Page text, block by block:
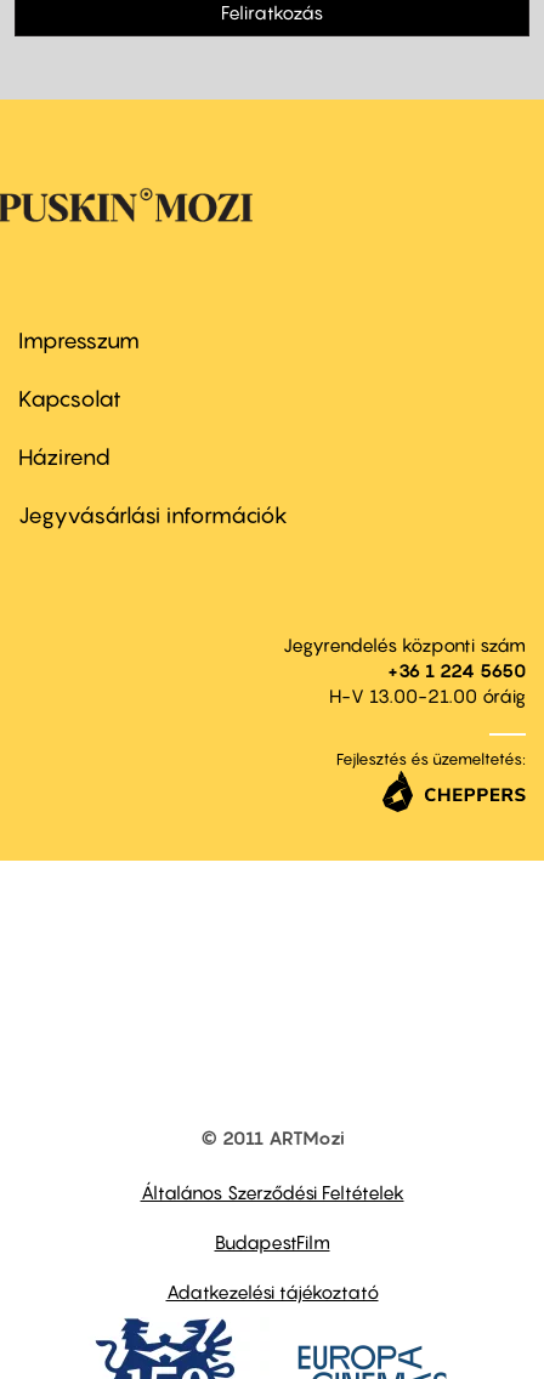
Feliratkozás
Footer
first
Impresszum
Kapcsolat
Footer
second
Házirend
Jegyvásárlási információk
Jegyrendelés központi szám
+36 1 224 5650
H-V 13.00-21.00 óráig
Fejlesztés és üzemeltetés:
© 2011 ARTMozi
Általános Szerződési Feltételek
BudapestFilm
Adatkezelési tájékoztató